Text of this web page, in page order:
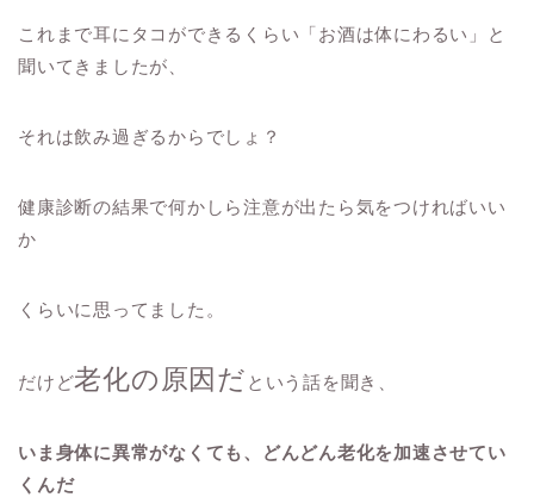
これまで耳にタコができるくらい「お酒は体にわるい」と
聞いてきましたが、
それは飲み過ぎるからでしょ？
健康診断の結果で何かしら注意が出たら気をつければいい
か
くらいに思ってました。
だけど老化の原因だ という話を聞き、
いま身体に異常がなくても、どんどん老化を加速させてい
くんだ